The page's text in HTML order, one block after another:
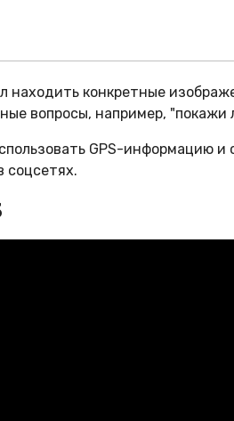
находить конкретные
вопросы, например,
GPS-информацию
соцсетях.